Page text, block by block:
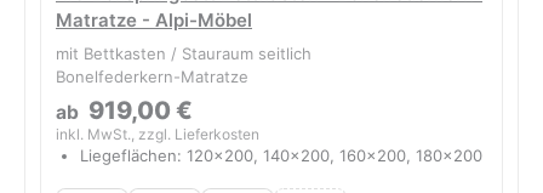
Matratze - Alpi-Möbel
mit Bettkasten / Stauraum seitlich
Bonelfederkern-Matratze
ab 919,00 €
inkl. MwSt., zzgl. Lieferkosten
Liegeflächen: 120x200, 140x200, 160x200, 180x200